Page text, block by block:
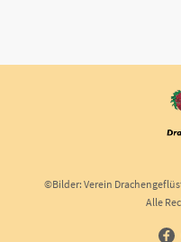
©Bilder: Verein
Alle